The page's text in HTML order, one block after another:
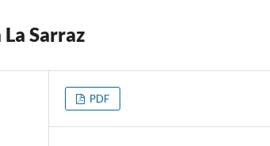
Sarraz
PDF